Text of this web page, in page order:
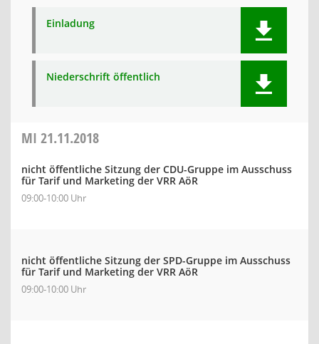
Einladung
Niederschrift öffentlich
MI 21.11.2018
nicht öffentliche Sitzung der CDU-Gruppe im Ausschuss
für Tarif und Marketing der VRR AöR
09:00-10:00 Uhr
nicht öffentliche Sitzung der SPD-Gruppe im Ausschuss
für Tarif und Marketing der VRR AöR
09:00-10:00 Uhr